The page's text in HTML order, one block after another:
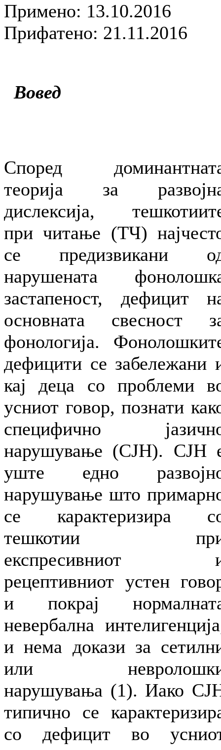
Примено: 13.10.2016
Прифатено: 21.11.2016
Вовед
Според
теорија за
дислексија,
при читање (ТЧ)
се предизвикани
нарушената
застапеност, дефицит
основната свесност
фонологија.
дефицити се забележани
кај деца со проблеми
усниот говор, познати
специфично
нарушување (СЈН). СЈН
уште едно
нарушување што
се карактеризира
тешкотии
експресивниот
рецептивниот устен
и покрај
невербална
и нема докази за
или
нарушувања (1). Иако
типично се
со дефицит во